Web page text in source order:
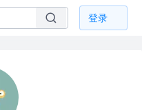
登录